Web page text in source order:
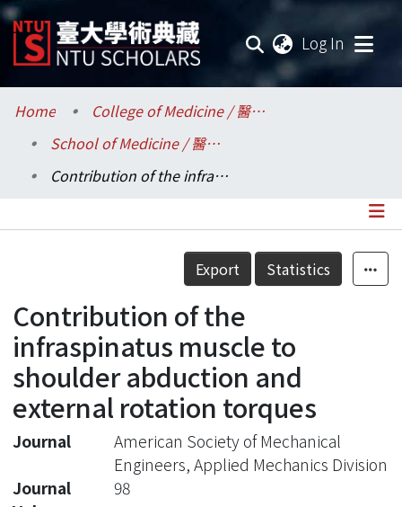
Log In
Communities & Collections
Research Outputs
Statistics
Home
College of Medicine / 醫學院
School of Medicine / 醫學系
Contribution of the infraspinatus muscle to shoulder abduction and external rotation torques
Details
Export Statistics
Contribution of the
infraspinatus muscle to
shoulder abduction and
external rotation torques
Journal
American Society of Mechanical
Engineers, Applied Mechanics Division
Journal
98